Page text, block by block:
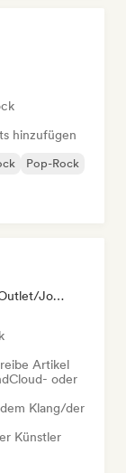
hinzufügen
Pop-Rock
YouTube/Twitch -Kanal, Media Outlet/Journalist, Mentorin, Social Media Influencer, Sound Experte
Artikel
oder
Klang/der
Künstler